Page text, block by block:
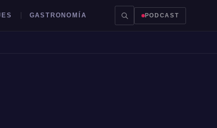
GASTRONOMÍA PODCAST